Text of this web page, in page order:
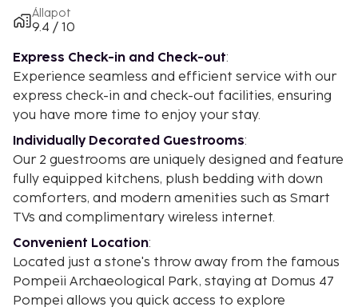
Állapot
9.4 / 10
Express Check-in and Check-out:
Experience seamless and efficient service with our
express check-in and check-out facilities, ensuring
you have more time to enjoy your stay.
Individually Decorated Guestrooms:
Our 2 guestrooms are uniquely designed and feature
fully equipped kitchens, plush bedding with down
comforters, and modern amenities such as Smart
TVs and complimentary wireless internet.
Convenient Location:
Located just a stone's throw away from the famous
Pompeii Archaeological Park, staying at Domus 47
Pompei allows you quick access to explore